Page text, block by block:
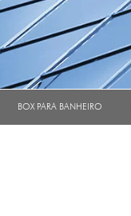
BOX PARA BANHEIRO